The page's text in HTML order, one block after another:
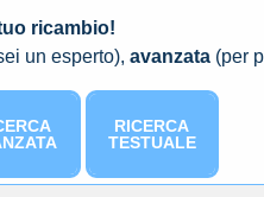
ricambio!
un esperto), avanzata (per
RICERCA
TESTUALE